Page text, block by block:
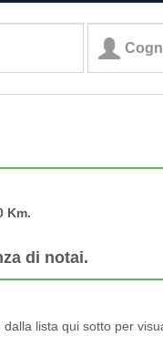
Km.
di notai.
lista qui sotto per